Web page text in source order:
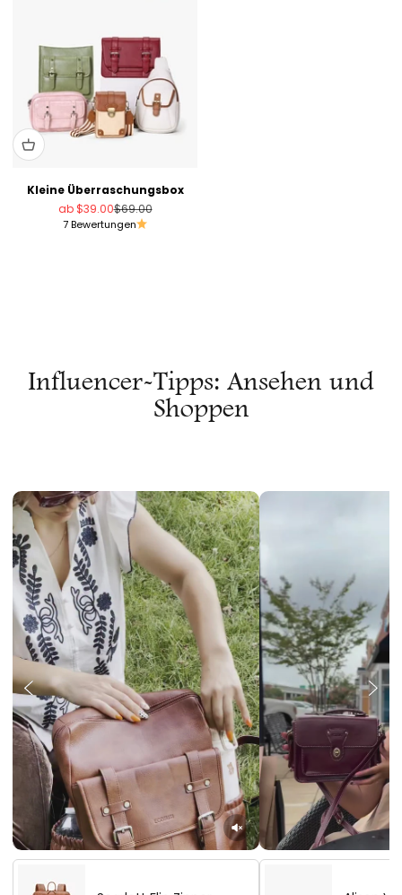
Kleine Überraschungsbox
Angebot
ab $39.00Regulärer Preis
$69.00
7 Bewertungen
Influencer-Tipps: Ansehen und
Shoppen